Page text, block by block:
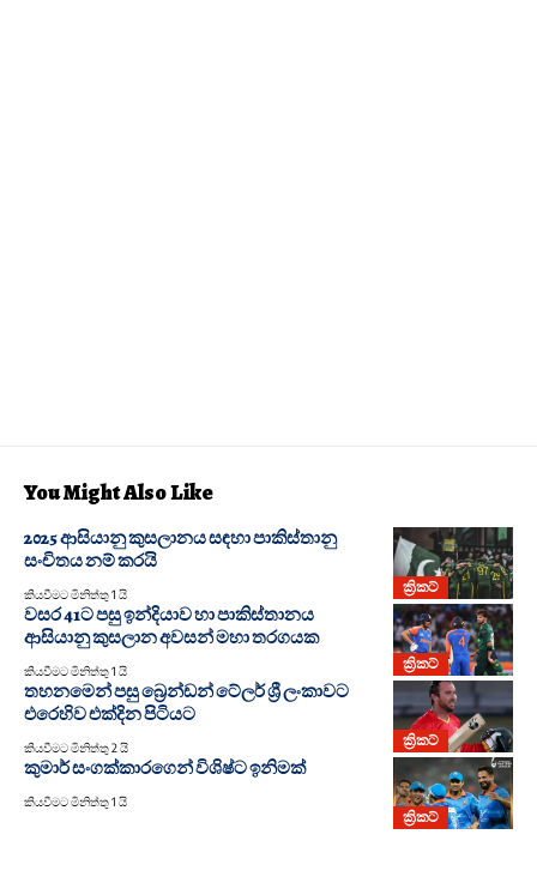
You Might Also Like
ක්‍රිකට්
2025 ආසියානු කුසලානය සඳහා පාකිස්තානු
සංචිතය නම් කරයි
කියවීමට මිනිත්තු 1 යි
ක්‍රිකට්
වසර 41ට පසු ඉන්දියාව හා පාකිස්තානය
ආසියානු කුසලාන අවසන් මහා තරගයක
කියවීමට මිනිත්තු 1 යි
ක්‍රිකට්
තහනමෙන් පසු බ්‍රෙන්ඩන් ටේලර් ශ්‍රී ලංකාවට
එරෙහිව එක්දින පිටියට
කියවීමට මිනිත්තු 2 යි
ක්‍රිකට්
කුමාර් සංගක්කාරගෙන් විශිෂ්ට ඉනිමක්
කියවීමට මිනිත්තු 1 යි